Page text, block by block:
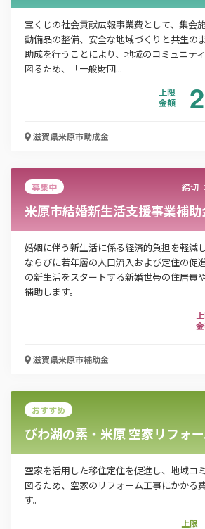
この補助金の情報をPDFダウ
コミュニティ助成事業
会社名
メールアドレス
電話番号
「PDF資料ダウンロード」ボタン
れます。
宝くじの社会貢献広報事業費として、集会
動備品の整備、安全な地域づくりと共生の
助成を行うことにより、地域のコミュニテ
図るため、「一般財団...
上限
金額
滋賀県米原市助成金
募集中 締切 ：
米原市結婚新生活支援事業補助
婚姻に伴う新生活に係る経済的負担を軽減
ならびに若年層の人口流入および定住の促
の新生活をスタートする新婚世帯の住居費
補助します。
滋賀県米原市補助金
おすすめ
びわ湖の素・米原 空家リフォ
空家を活用した移住定住を促進し、地域コ
図るため、空家のリフォーム工事にかかる
す。
上限